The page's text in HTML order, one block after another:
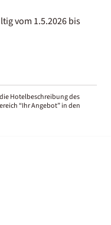
vom 1.5.2026 bis
Hotelbeschreibung des
“Ihr Angebot” in den